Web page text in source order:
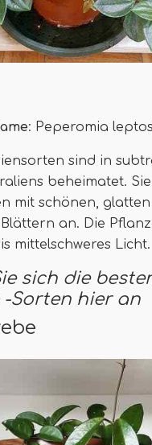
: Peperomia
sind in
beheimatet.
mit schönen,
an. Die
mittelschweres Licht.
sich die
-Sorten hier an